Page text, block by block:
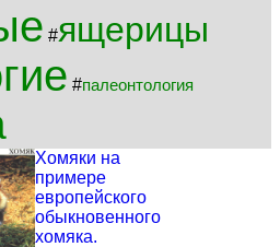
#ящерицы
#палеонтология
Хомяки на
примере
европейского
обыкновенного
хомяка.